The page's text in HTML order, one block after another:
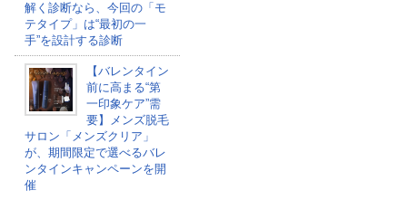
解く診断なら、今回の「モ
テタイプ」は“最初の一
手”を設計する診断
【バレンタイン
前に高まる“第
一印象ケア”需
要】メンズ脱毛
サロン「メンズクリア」
が、期間限定で選べるバレ
ンタインキャンペーンを開
催